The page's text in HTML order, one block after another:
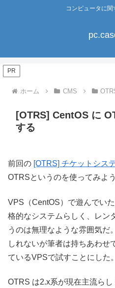
コンピュータに関
PR
ホーム CMS
[OTRS] CentOS に
する
前回の [OTRS] チケットシス
OTRSというのを使ってみよ
VPS（CentOS）で遊んでい
格的なシステムらしく、レン
うのは無理なような雰囲気だ
しれないが筆者は持ちあわせ
ているVPSで試すことにした。
OTRS は2.x系が現在主流ら